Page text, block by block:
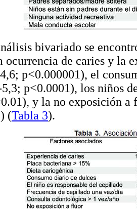
bivariado se
ocurrencia de caries y la
p<0.000001), el
p<0.0001), los niños
y la no exposición
(Tabla 3).